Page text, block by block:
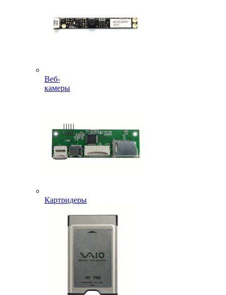
Веб-
камеры
Картридеры